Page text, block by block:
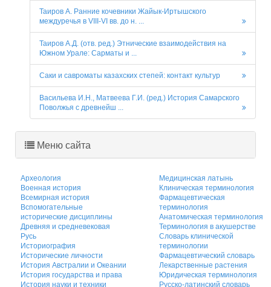
Таиров А. Ранние кочевники Жайык-Иртышского
междуречья в VIII-VI вв. до н. ...
Таиров А.Д. (отв. ред.) Этнические взаимодействия на
Южном Урале: Сарматы и ...
Саки и савроматы казахских степей: контакт культур
Васильева И.Н., Матвеева Г.И. (ред.) История Самарского
Поволжья с древнейш ...
Меню сайта
Археология
Военная история
Всемирная история
Вспомогательные
исторические дисциплины
Древняя и средневековая
Русь
Историография
Исторические личности
История Австралии и Океании
История государства и права
История науки и техники
Медицинская латынь
Клиническая терминология
Фармацевтическая
терминология
Анатомическая терминология
Терминология в акушерстве
Словарь клинической
терминологии
Фармацевтический словарь
Лекарственные растения
Юридическая терминология
Русско-латинский словарь